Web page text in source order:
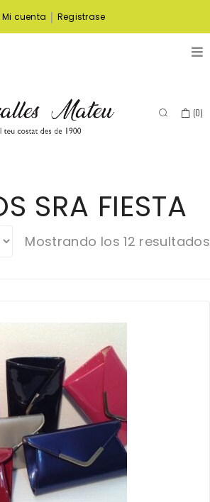
Mi cuenta | Registrase
(0)
SRA FIESTA
Mostrando los 12 resultados